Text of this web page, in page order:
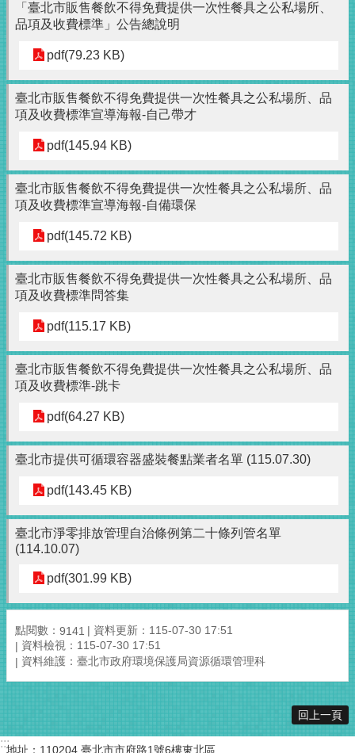
「臺北市販售餐飲不得免費提供一次性餐具之公私場所、
品項及收費標準」公告總說明
pdf(79.23 KB)
臺北市販售餐飲不得免費提供一次性餐具之公私場所、品
項及收費標準宣導海報-自己帶才
pdf(145.94 KB)
臺北市販售餐飲不得免費提供一次性餐具之公私場所、品
項及收費標準宣導海報-自備環保
pdf(145.72 KB)
臺北市販售餐飲不得免費提供一次性餐具之公私場所、品
項及收費標準問答集
pdf(115.17 KB)
臺北市販售餐飲不得免費提供一次性餐具之公私場所、品
項及收費標準-跳卡
pdf(64.27 KB)
臺北市提供可循環容器盛裝餐點業者名單 (115.07.30)
pdf(143.45 KB)
臺北市淨零排放管理自治條例第二十條列管名單
(114.10.07)
pdf(301.99 KB)
點閱數： 9141
資料更新：115-07-30 17:51
資料檢視：115-07-30 17:51
資料維護：臺北市政府環境保護局資源循環管理科
回上一頁
:::地址：110204 臺北市市府路1號6樓東北區